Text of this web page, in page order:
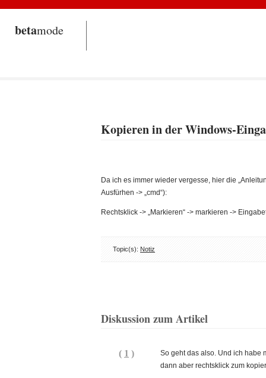
betamode
Kopieren in der Windows-
Da ich es immer wieder vergesse, hier die
Ausfürhen -> „cmd“):
Rechtsklick -> „Markieren“ -> markieren ->
Topic(s): Notiz
Diskussion zum Artikel
( 1 )
So geht das also. Und ich habe
dann aber rechtsklick zum